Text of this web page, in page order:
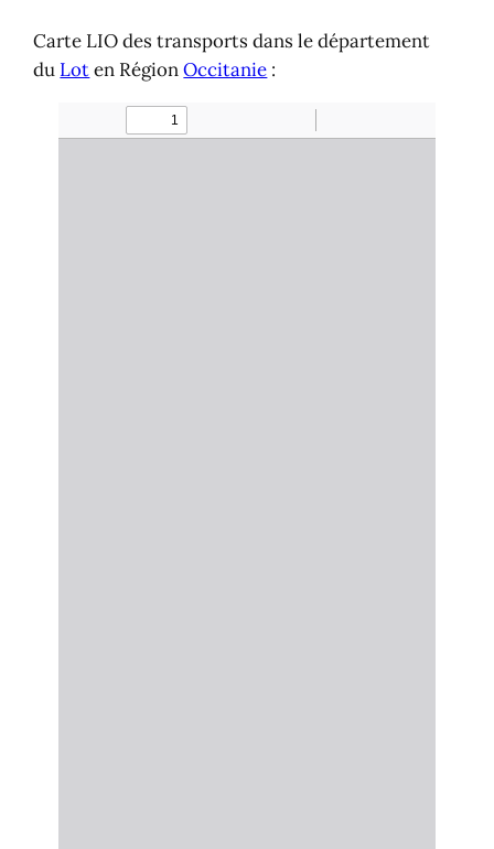
Carte LIO des transports dans le département
du Loten RégionOccitanie :